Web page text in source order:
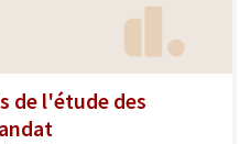
de l'étude des